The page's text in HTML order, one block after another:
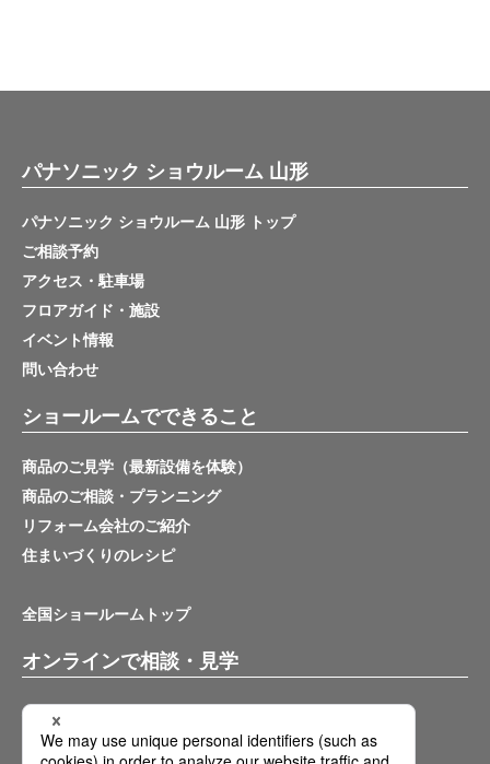
パナソニック ショウルーム 山形
パナソニック ショウルーム 山形 トップ
ご相談予約
アクセス・駐車場
フロアガイド・施設
イベント情報
問い合わせ
ショールームでできること
商品のご見学（最新設備を体験）
商品のご相談・プランニング
リフォーム会社のご紹介
住まいづくりのレシピ
全国ショールームトップ
オンラインで相談・見学
バーチャルショールーム
オンライン相談サービス